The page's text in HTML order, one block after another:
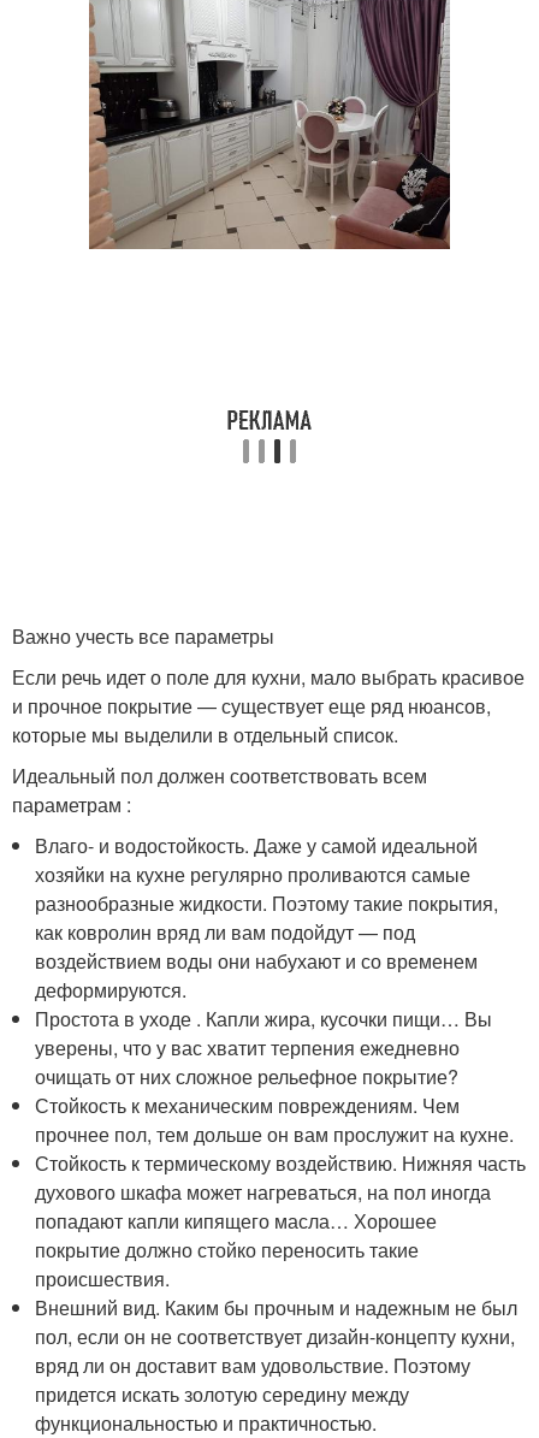
Важно учесть все параметры
Если речь идет о поле для кухни, мало выбрать красивое
и прочное покрытие — существует еще ряд нюансов,
которые мы выделили в отдельный список.
Идеальный пол должен соответствовать всем
параметрам :
Влаго- и водостойкость. Даже у самой идеальной
хозяйки на кухне регулярно проливаются самые
разнообразные жидкости. Поэтому такие покрытия,
как ковролин вряд ли вам подойдут — под
воздействием воды они набухают и со временем
деформируются.
Простота в уходе . Капли жира, кусочки пищи… Вы
уверены, что у вас хватит терпения ежедневно
очищать от них сложное рельефное покрытие?
Стойкость к механическим повреждениям. Чем
прочнее пол, тем дольше он вам прослужит на кухне.
Стойкость к термическому воздействию. Нижняя часть
духового шкафа может нагреваться, на пол иногда
попадают капли кипящего масла… Хорошее
покрытие должно стойко переносить такие
происшествия.
Внешний вид. Каким бы прочным и надежным не был
пол, если он не соответствует дизайн-концепту кухни,
вряд ли он доставит вам удовольствие. Поэтому
придется искать золотую середину между
функциональностью и практичностью.